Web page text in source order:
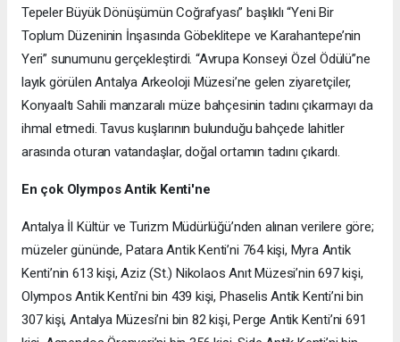
Tepeler Büyük Dönüşümün Coğrafyası” başlıklı “Yeni Bir
Toplum Düzeninin İnşasında Göbeklitepe ve Karahantepe’nin
Yeri” sunumunu gerçekleştirdi. “Avrupa Konseyi Özel Ödülü”ne
layık görülen Antalya Arkeoloji Müzesi’ne gelen ziyaretçiler,
Konyaaltı Sahili manzaralı müze bahçesinin tadını çıkarmayı da
ihmal etmedi. Tavus kuşlarının bulunduğu bahçede lahitler
arasında oturan vatandaşlar, doğal ortamın tadını çıkardı.
En çok Olympos Antik Kenti'ne
Antalya İl Kültür ve Turizm Müdürlüğü’nden alınan verilere göre;
müzeler gününde, Patara Antik Kenti’ni 764 kişi, Myra Antik
Kenti’nin 613 kişi, Aziz (St.) Nikolaos Anıt Müzesi’nin 697 kişi,
Olympos Antik Kenti’ni bin 439 kişi, Phaselis Antik Kenti’ni bin
307 kişi, Antalya Müzesi’ni bin 82 kişi, Perge Antik Kenti’ni 691